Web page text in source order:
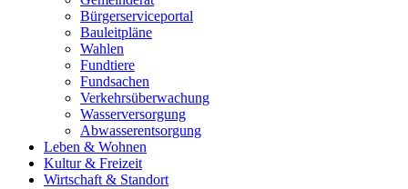
Bürgerserviceportal
Bauleitpläne
Wahlen
Fundtiere
Fundsachen
Verkehrsüberwachung
Wasserversorgung
Abwasserentsorgung
Leben & Wohnen
Kultur & Freizeit
Wirtschaft & Standort